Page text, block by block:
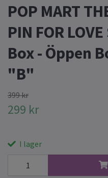
POP MART
PIN FOR
Box - Öppen
"B"
399 kr
299 kr
I lager